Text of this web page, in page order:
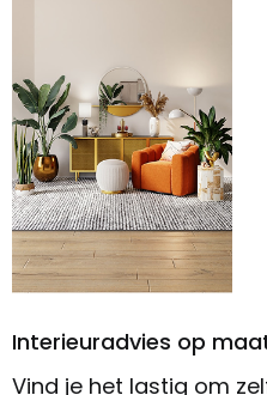
Interieuradvies op
Vind je het lastig om